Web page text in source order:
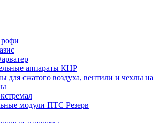
аппараты КНР
для сжатого воздуха, вентили и чехлы на
модули ПТС Резерв